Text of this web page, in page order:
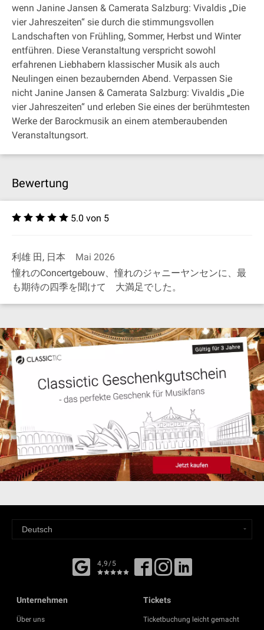
wenn Janine Jansen & Camerata Salzburg: Vivaldis „Die
vier Jahreszeiten“ sie durch die stimmungsvollen
Landschaften von Frühling, Sommer, Herbst und Winter
entführen. Diese Veranstaltung verspricht sowohl
erfahrenen Liebhabern klassischer Musik als auch
Neulingen einen bezaubernden Abend. Verpassen Sie
nicht Janine Jansen & Camerata Salzburg: Vivaldis „Die
vier Jahreszeiten“ und erleben Sie eines der berühmtesten
Werke der Barockmusik an einem atemberaubenden
Veranstaltungsort.
Bewertung
5.0 von 5
利雄 田, 日本
Mai 2026
憧れのConcertgebouw、憧れのジャニーヤンセンに、最
も期待の四季を聞けて 大満足でした。
4,9/5
Unternehmen
Über uns
Tickets
Ticketbuchung leicht gemacht